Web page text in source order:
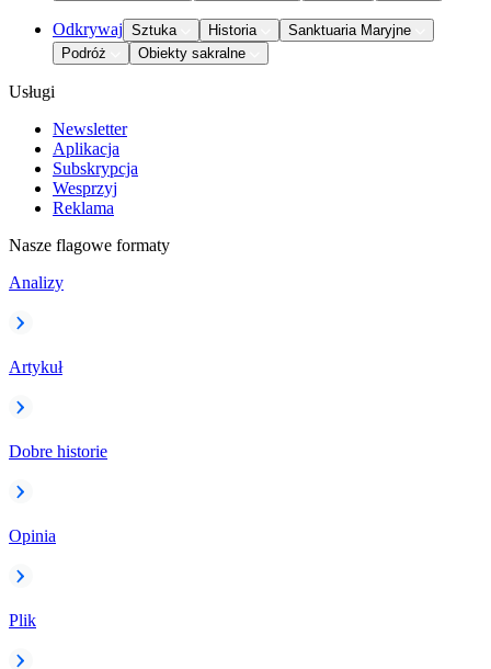
Odkrywaj Sztuka Historia
Sanktuaria Maryjne
Podróż
Obiekty sakralne
Usługi
Newsletter
Aplikacja
Subskrypcja
Wesprzyj
Reklama
Nasze flagowe formaty
Analizy
Artykuł
Dobre historie
Opinia
Plik